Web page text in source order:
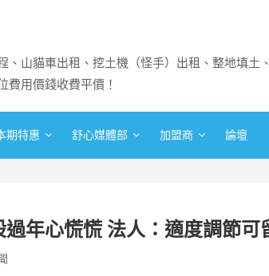
、山貓車出租、挖土機（怪手）出租、整地填
費用價錢收費平價！
期特惠 舒心媒體部 加盟商 論壇
過年心慌慌 法人：適度調節可